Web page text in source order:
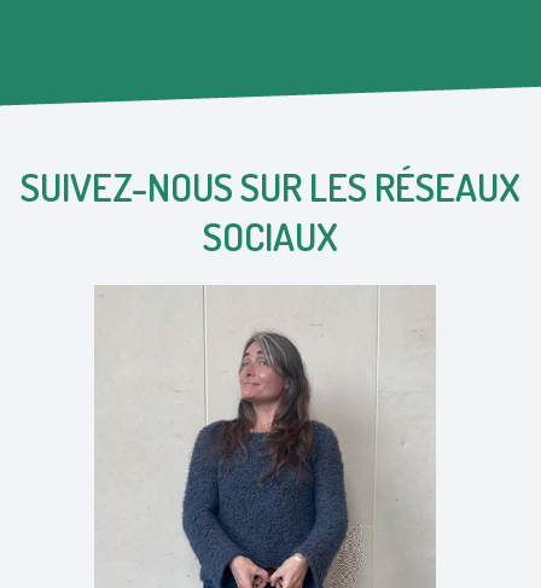
SUIVEZ-NOUS SUR LES RÉSEAUX
SOCIAUX